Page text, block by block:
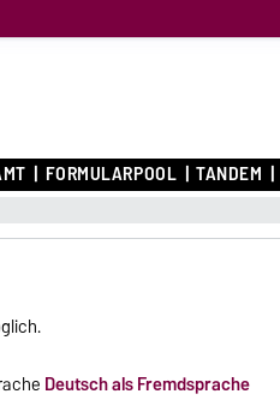
FORMULARPOOL TANDEM
Deutsch als Fremdsprache